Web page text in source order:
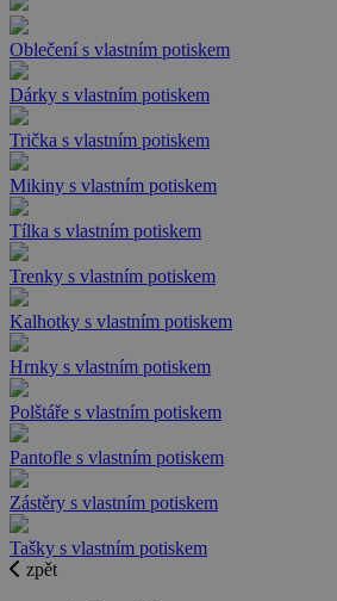
Oblečení s vlastním potiskem
Dárky s vlastním potiskem
Trička s vlastním potiskem
Mikiny s vlastním potiskem
Tílka s vlastním potiskem
Trenky s vlastním potiskem
Kalhotky s vlastním potiskem
Hrnky s vlastním potiskem
Polštáře s vlastním potiskem
Pantofle s vlastním potiskem
Zástěry s vlastním potiskem
Tašky s vlastním potiskem
zpět